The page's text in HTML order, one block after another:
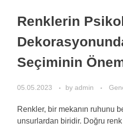
Renklerin
Seçiminin
05.05.2023 by admin
Renkler, bir mekanın ruhunu
unsurlardan biridir. Doğru